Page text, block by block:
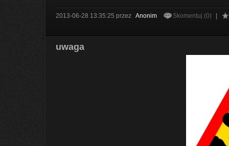
2013-06-28 13:35:25 przez Anonim Skomentuj (0)
uwaga